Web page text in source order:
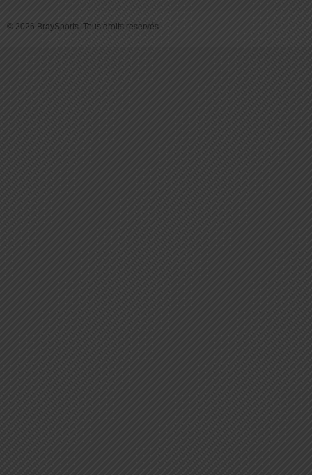
© 2026 BraySports. Tous droits reservés.